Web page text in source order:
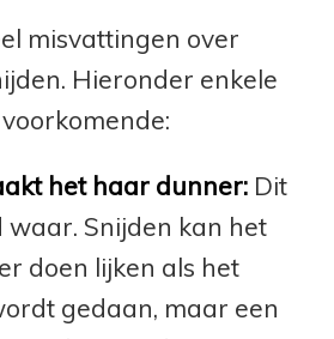
misvattingen over
Hieronder enkele
het haar dunner:Dit
waar. Snijden kan het
doen lijken als het
gedaan, maar een